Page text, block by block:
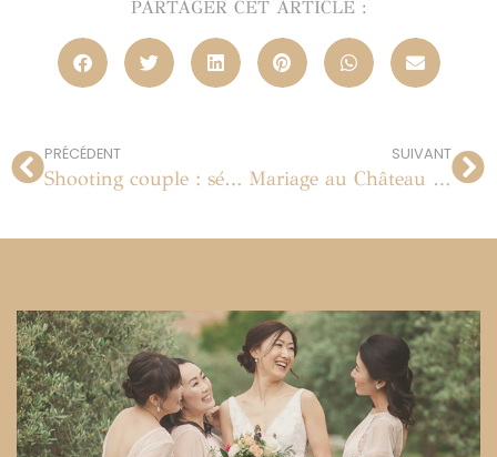
PARTAGER CET ARTICLE :
PRÉCÉDENT
Shooting couple : séance de portrait en studio à Paris
SUIVANT
Mariage au Château d’Hénonville